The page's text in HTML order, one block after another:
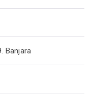
Banjara